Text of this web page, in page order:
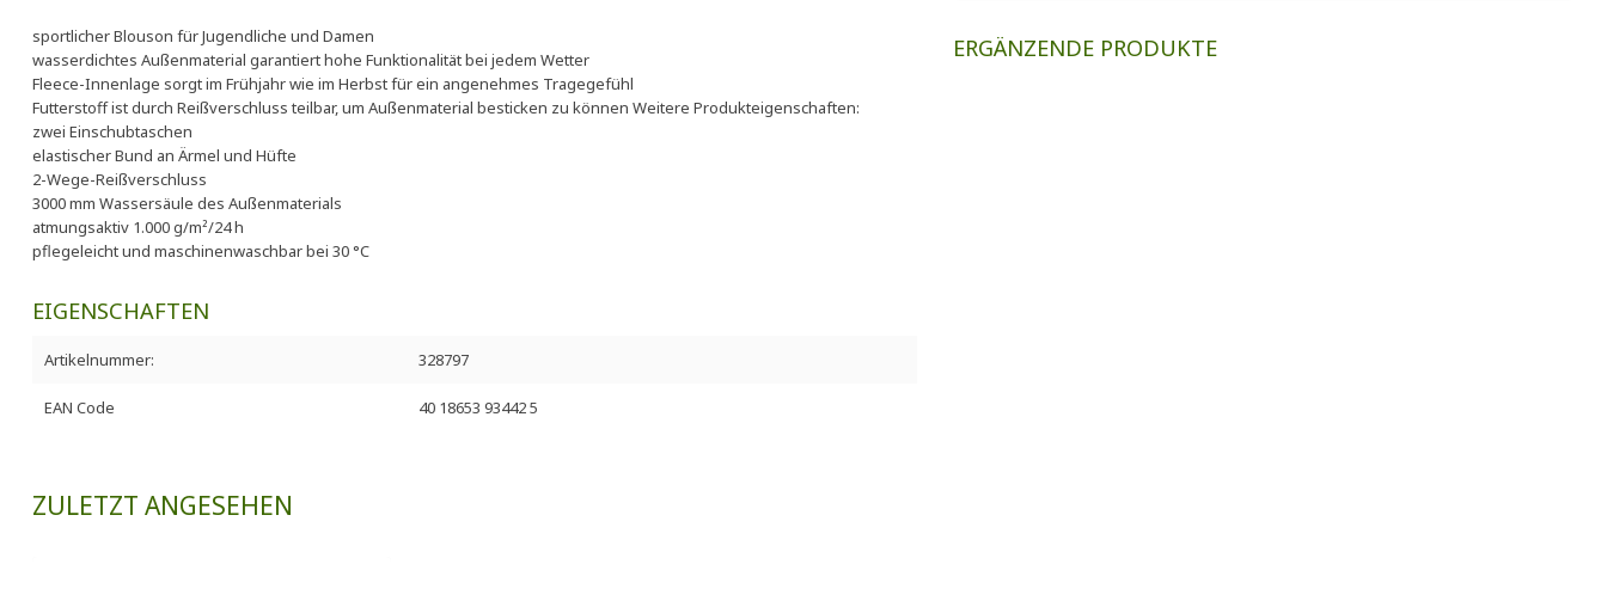
sportlicher Blouson für Jugendliche und Damen
wasserdichtes Außenmaterial garantiert hohe Funktionalität bei jedem Wetter
Fleece-Innenlage sorgt im Frühjahr wie im Herbst für ein angenehmes Tragegefühl
Futterstoff ist durch Reißverschluss teilbar, um Außenmaterial besticken zu können Weitere Produkteigenschaften:
zwei Einschubtaschen
elastischer Bund an Ärmel und Hüfte
2-Wege-Reißverschluss
3000 mm Wassersäule des Außenmaterials
atmungsaktiv 1.000 g/m²/24 h
pflegeleicht und maschinenwaschbar bei 30 °C
EIGENSCHAFTEN
Artikelnummer: 328797
EAN Code 40 18653 93442 5
ERGÄNZENDE PRODUKTE
ZULETZT ANGESEHEN